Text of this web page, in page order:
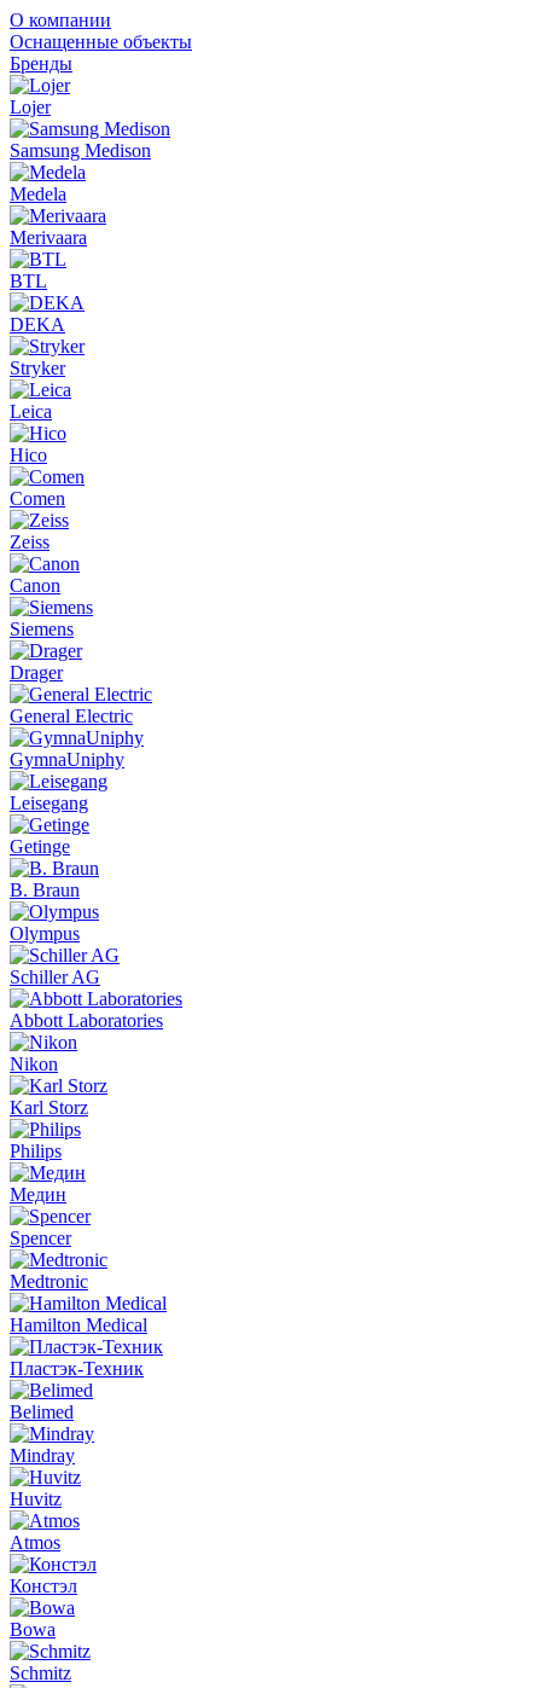
О компании
Оснащенные объекты
Бренды
Lojer
Samsung Medison
Medela
Merivaara
BTL
DEKA
Stryker
Leica
Hico
Comen
Zeiss
Canon
Siemens
Drager
General Electric
GymnaUniphy
Leisegang
Getinge
B. Braun
Olympus
Schiller AG
Abbott Laboratories
Nikon
Karl Storz
Philips
Медин
Spencer
Medtronic
Hamilton Medical
Пластэк-Техник
Belimed
Mindray
Huvitz
Atmos
Констэл
Bowa
Schmitz